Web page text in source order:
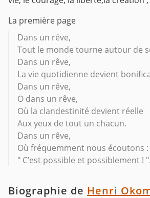
La première page
Dans un rêve,
Tout le monde tourne autour de
Dans un rêve,
La vie quotidienne devient
Dans un rêve,
O dans un rêve,
Où la clandestinité devient réelle
Aux yeux de tout un chacun.
Dans un rêve,
Où fréquemment nous écoutons :
" C’est possible et possiblement ! ".
Biographie de Henri